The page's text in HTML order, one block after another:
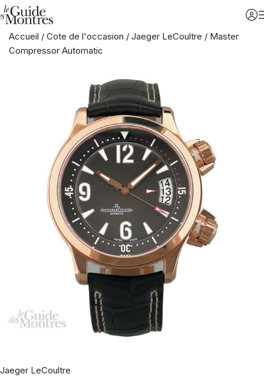
Accueil / Cote de l'occasion / Jaeger LeCoultre / Master
Compressor Automatic
Jaeger LeCoultre